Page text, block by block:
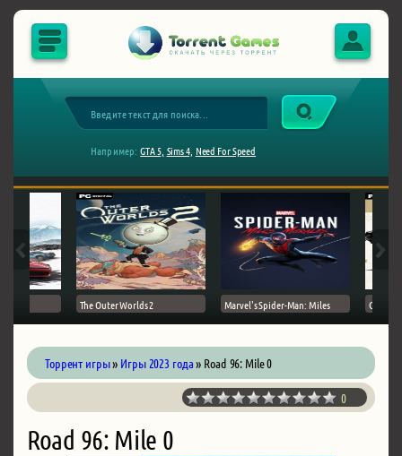
Например: GTA 5, Sims 4, Need For Speed
The Outer Worlds 2 Marvel's Spider-Man: Miles Ghost
Торрент игры» Игры 2023 года» Road 96: Mile 0
0
Road 96: Mile 0